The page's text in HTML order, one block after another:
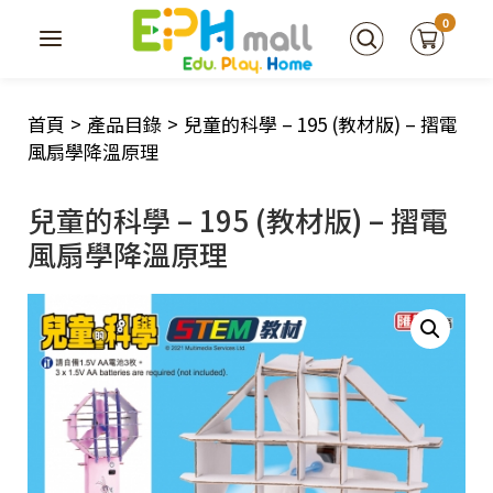
0
首頁 > 產品目錄 > 兒童的科學 – 195 (教材版) – 摺電
風扇學降溫原理
兒童的科學 – 195 (教材版) – 摺電
風扇學降溫原理